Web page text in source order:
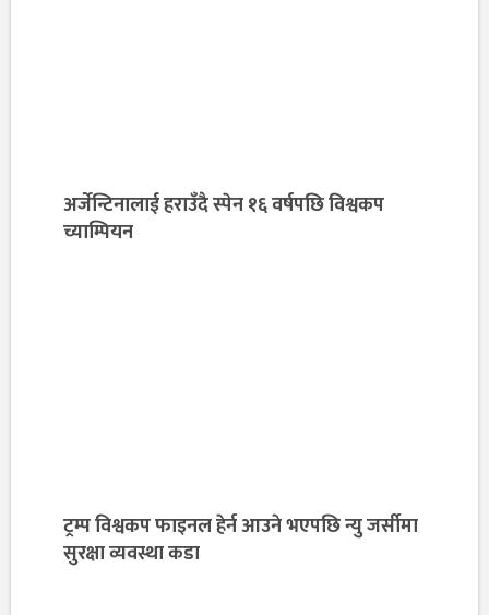
अर्जेन्टिनालाई हराउँदै स्पेन १६ वर्षपछि विश्वकप
च्याम्पियन
ट्रम्प विश्वकप फाइनल हेर्न आउने भएपछि न्यु जर्सीमा
सुरक्षा व्यवस्था कडा